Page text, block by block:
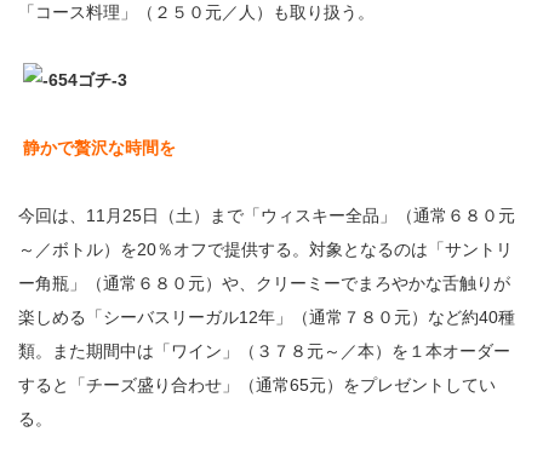
「コース料理」（２５０元／人）も取り扱う。
静かで贅沢な時間を
今回は、11月25日（土）まで「ウィスキー全品」（通常６８０元
～／ボトル）を20％オフで提供する。対象となるのは「サントリ
ー角瓶」（通常６８０元）や、クリーミーでまろやかな舌触りが
楽しめる「シーバスリーガル12年」（通常７８０元）など約40種
類。また期間中は「ワイン」（３７８元～／本）を１本オーダー
すると「チーズ盛り合わせ」（通常65元）をプレゼントしてい
る。